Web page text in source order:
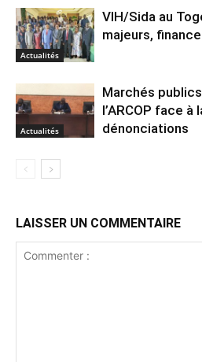
Actualités
VIH/Sida au
majeurs,
Actualités
Marchés
l’ARCOP face
dénonciations
LAISSER UN COMMENTAIRE